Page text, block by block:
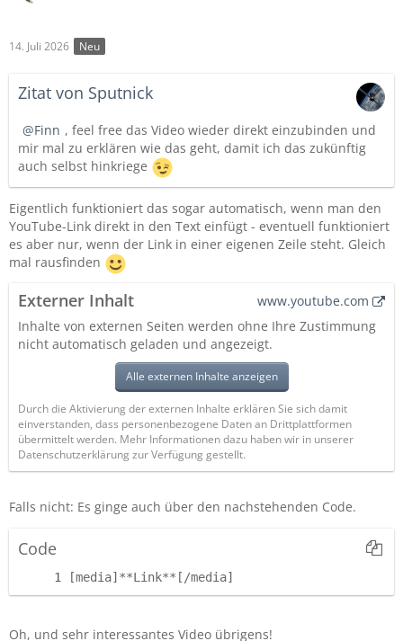
14. Juli 2026 Neu
Zitat von Sputnick
Finn , feel free das Video wieder direkt einzubinden und
mir mal zu erklären wie das geht, damit ich das zukünftig
auch selbst hinkriege
Eigentlich funktioniert das sogar automatisch, wenn man den
YouTube-Link direkt in den Text einfügt - eventuell funktioniert
es aber nur, wenn der Link in einer eigenen Zeile steht. Gleich
mal rausfinden
Externer Inhalt
www.youtube.com
Inhalte von externen Seiten werden ohne Ihre Zustimmung
nicht automatisch geladen und angezeigt.
Alle externen Inhalte anzeigen
Durch die Aktivierung der externen Inhalte erklären Sie sich damit
einverstanden, dass personenbezogene Daten an Drittplattformen
übermittelt werden. Mehr Informationen dazu haben wir in unserer
Datenschutzerklärung zur Verfügung gestellt.
Falls nicht: Es ginge auch über den nachstehenden Code.
Code
[media]**Link**[/media]
Oh, und sehr interessantes Video übrigens!